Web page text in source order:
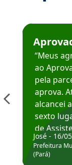
Estudante
“Meus
ao
pela
aprova.
alcancei
sexto
de
Hoje
José - 16/
Prefeitura
(Pará)